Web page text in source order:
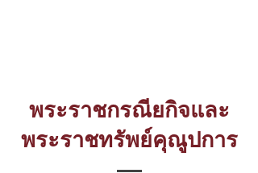
พระราชกรณียกิจและ
พระราชทรัพย์คุณูปการ